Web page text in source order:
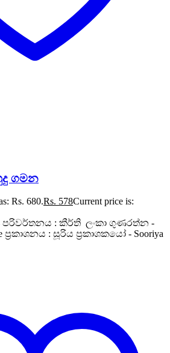
ගමන
Rs. 680.Rs. 578Current price is:
පරිවර්තනය : කීර්ති ලංකා ගුණරත්න -
ප්‍රකාශනය : සූරිය ප්‍රකාශකයෝ - Sooriya